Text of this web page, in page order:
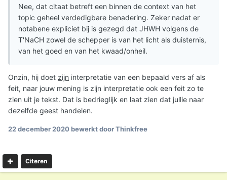
Nee, dat citaat betreft een binnen de context van het
topic geheel verdedigbare benadering. Zeker nadat er
notabene expliciet bij is gezegd dat JHWH volgens de
T'NaCH zowel de schepper is van het licht als duisternis,
van het goed en van het kwaad/onheil.
Onzin, hij doet zijn interpretatie van een bepaald vers af als
feit, naar jouw mening is zijn interpretatie ook een feit zo te
zien uit je tekst. Dat is bedrieglijk en laat zien dat jullie naar
dezelfde geest handelen.
22 december 2020bewerkt door Thinkfree
Citeren